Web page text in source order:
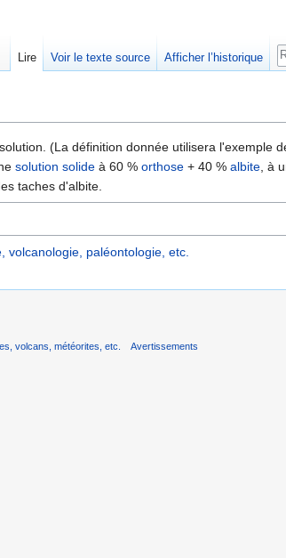
(La définition donnée utilisera l'exemple
solution solide à 60 % orthose + 40 % albite, à
taches d'albite.
volcanologie, paléontologie, etc.‎
Lire Voir le texte source Afficher l’historique
volcans, météorites, etc. Avertissements